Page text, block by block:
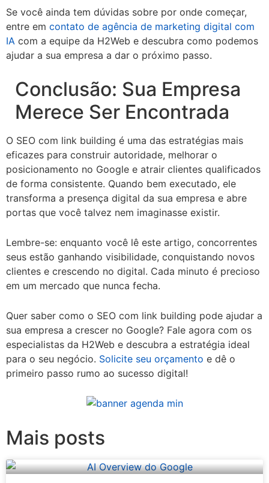
Se você ainda tem dúvidas sobre por onde começar,
entre em contato de agência de marketing digital com
IA com a equipe da H2Web e descubra como podemos
ajudar a sua empresa a dar o próximo passo.
Conclusão: Sua Empresa
Merece Ser Encontrada
O SEO com link building é uma das estratégias mais
eficazes para construir autoridade, melhorar o
posicionamento no Google e atrair clientes qualificados
de forma consistente. Quando bem executado, ele
transforma a presença digital da sua empresa e abre
portas que você talvez nem imaginasse existir.
Lembre-se: enquanto você lê este artigo, concorrentes
seus estão ganhando visibilidade, conquistando novos
clientes e crescendo no digital. Cada minuto é precioso
em um mercado que nunca fecha.
Quer saber como o SEO com link building pode ajudar a
sua empresa a crescer no Google? Fale agora com os
especialistas da H2Web e descubra a estratégia ideal
para o seu negócio. Solicite seu orçamento e dê o
primeiro passo rumo ao sucesso digital!
Mais posts